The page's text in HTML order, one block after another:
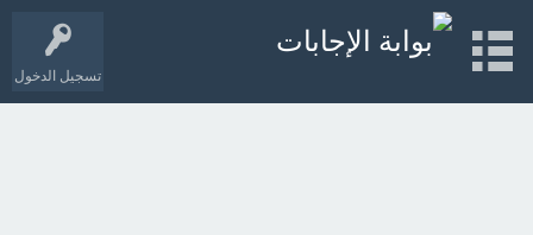
تسجيل الدخول